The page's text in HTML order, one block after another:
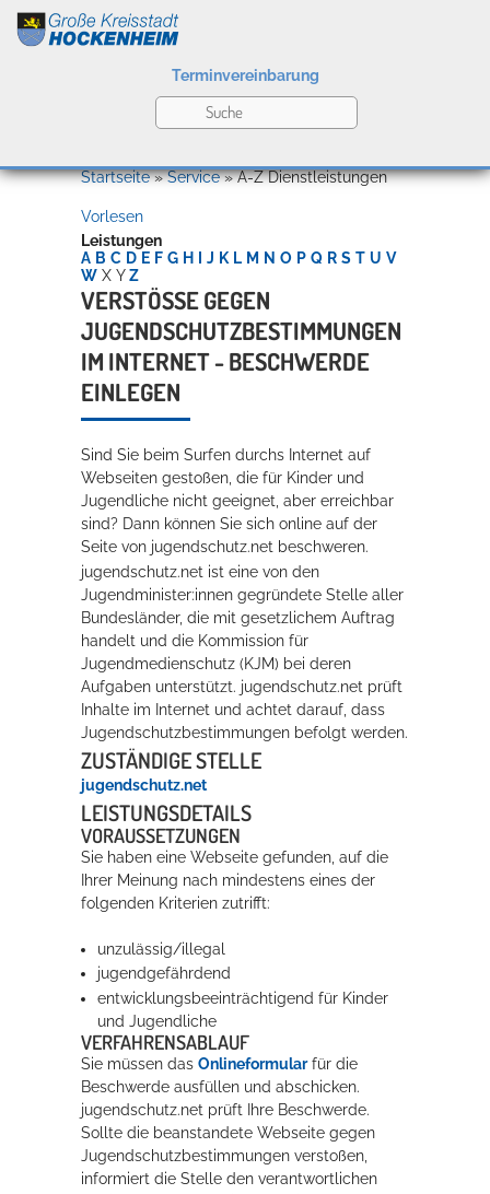
Kultur
Bildung
Wirtschaft
Rathaus
Service
Terminvereinbarung
Willkommen in Hockenheim
Konzerte, Tagungen und vieles mehr
Die Stadthalle Hockenheim bietet den perfekten Standort für Events
mehr dazu...
Erleben in Hockenheim
Spaß unter prickelnden Wasserfällen, das rauschende Meer im
Wellenbecken oder doch lieber die pure Entspannung auf der
Sprudelliege im Solebecken?
mehr dazu...
Startseite»Service»A-Z Dienstleistungen
Vorlesen
Leistungen
A B C D E F G H J K L M N O P Q R S T U V
W X Y Z
VERSTÖSSE GEGEN J
UGENDSCHUTZBESTIMMUNGEN I
M INTERNET - BESCHWERDE E
INLEGEN
Sind Sie beim Surfen durchs Internet auf
Webseiten gestoßen, die für Kinder und
Jugendliche nicht geeignet, aber erreichbar
sind? Dann können Sie sich online auf der
Seite von jugendschutz.net beschweren.
jugendschutz.net ist eine von den
Jugendminister:innen gegründete Stelle aller
Bundesländer, die mit gesetzlichem Auftrag
handelt und die Kommission für
Jugendmedienschutz (KJM) bei deren
Aufgaben unterstützt. jugendschutz.net prüft
Inhalte im Internet und achtet darauf, dass
Jugendschutzbestimmungen befolgt werden.
ZUSTÄNDIGE STELLE
jugendschutz.net
LEISTUNGSDETAILS
VORAUSSETZUNGEN
Sie haben eine Webseite gefunden, auf die
Ihrer Meinung nach mindestens eines der
folgenden Kriterien zutrifft:
unzulässig/illegal
jugendgefährdend
entwicklungsbeeinträchtigend für Kinder
und Jugendliche
VERFAHRENSABLAUF
Sie müssen das Onlineformularfür die
Beschwerde ausfüllen und abschicken.
jugendschutz.net prüft Ihre Beschwerde.
Sollte die beanstandete Webseite gegen
Jugendschutzbestimmungen verstoßen,
informiert die Stelle den verantwortlichen